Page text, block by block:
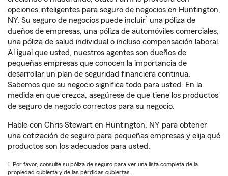
opciones inteligentes para seguro de negocios en Huntington,
NY. Su seguro de negocios puede incluir1 una póliza de
dueños de empresas, una póliza de automóviles comerciales,
una póliza de salud individual o incluso compensación laboral.
Al igual que usted, nuestros agentes son dueños de
pequeñas empresas que conocen la importancia de
desarrollar un plan de seguridad financiera continua.
Sabemos que su negocio significa todo para usted. En la
medida en que crezca, asegúrese de que tiene los productos
de seguro de negocio correctos para su negocio.
Hable con Chris Stewart en Huntington, NY para obtener
una cotización de seguro para pequeñas empresas y elija qué
productos son los adecuados para usted.
1. Por favor, consulte su póliza de seguro para ver una lista completa de la
propiedad cubierta y de las pérdidas cubiertas.